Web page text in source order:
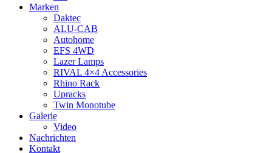
Marken
Daktec
ALU-CAB
Autohome
EFS 4WD
Lazer Lamps
RIVAL 4×4 Accessories
Rhino Rack
Upracks
Twin Monotube
Galerie
Video
Nachrichten
Kontakt